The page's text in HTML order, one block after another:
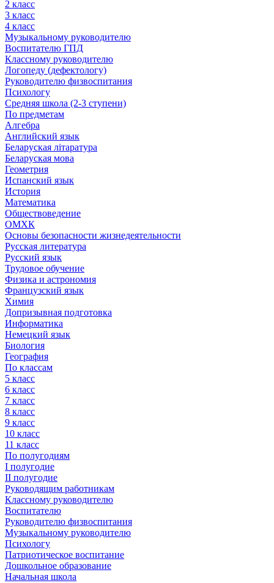
2 класс
3 класс
4 класс
Музыкальному руководителю
Воспитателю ГПД
Классному руководителю
Логопеду (дефектологу)
Руководителю физвоспитания
Психологу
Средняя школа (2-3 ступени)
По предметам
Алгебра
Английский язык
Беларуская літаратура
Беларуская мова
Геометрия
Испанский язык
История
Математика
Обществоведение
ОМХК
Основы безопасности жизнедеятельности
Русская литература
Русский язык
Трудовое обучение
Физика и астрономия
Французский язык
Химия
Допризывная подготовка
Информатика
Немецкий язык
Биология
География
По классам
5 класс
6 класс
7 класс
8 класс
9 класс
10 класс
11 класс
По полугодиям
I полугодие
II полугодие
Руководящим работникам
Классному руководителю
Воспитателю
Руководителю физвоспитания
Музыкальному руководителю
Психологу
Патриотическое воспитание
Дошкольное образование
Начальная школа